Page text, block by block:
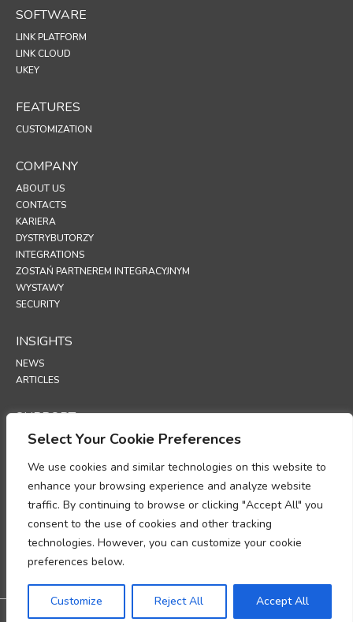
Select Your Cookie Preferences
We use cookies and similar technologies on this website to
enhance your browsing experience and analyze website
traffic. By continuing to browse or clicking "Accept All" you
consent to the use of cookies and other tracking
technologies. However, you can customize your cookie
preferences below.
Customize Reject All Accept All
SOFTWARE
LINK PLATFORM
LINK CLOUD
UKEY
FEATURES
CUSTOMIZATION
COMPANY
ABOUT US
CONTACTS
KARIERA
DYSTRYBUTORZY
INTEGRATIONS
ZOSTAŃ PARTNEREM INTEGRACYJNYM
WYSTAWY
SECURITY
INSIGHTS
NEWS
ARTICLES
SUPPORT
TECHNICAL PORTAL
POLICIES
POLITYKA PRYWATNOŚCI
POLITYKA PLIKÓW COOKIE
MEMORANDUM DOTYCZĄCE ZGODNOŚCI PRZETWARZANIA DANYCH
OSOBOWYCH
DODATEK DOTYCZĄCY PRZETWARZANIA DANYCH
@2026 All rights reserved